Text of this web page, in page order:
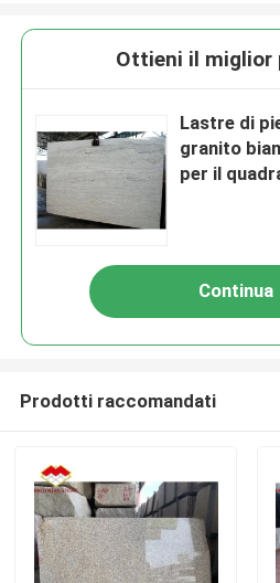
Ottieni il miglior
Lastre di
granito
per il
Continua
Prodotti raccomandati